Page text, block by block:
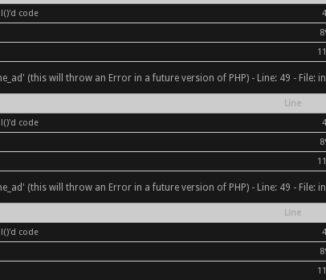
code
(this will throw an Error in a future version of PHP) - Line: 49 - File:
Line
code
(this will throw an Error in a future version of PHP) - Line: 49 - File:
Line
code